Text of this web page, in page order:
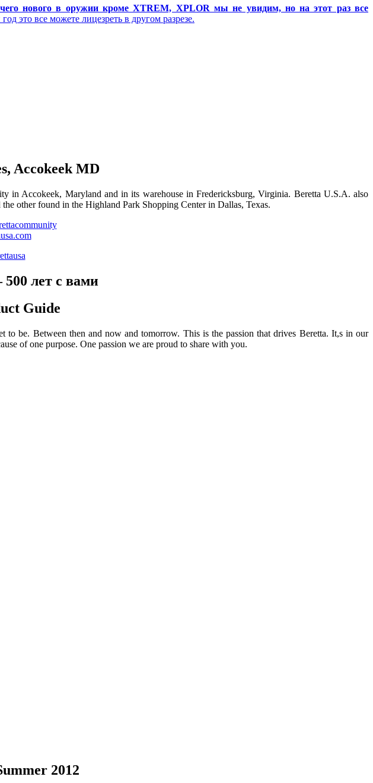
нового в оружии кроме XTREM, XPLOR мы не увидим, но на этот раз все
это все можете лицезреть в другом разрезе.
Accokeek MD
in Accokeek, Maryland and in its warehouse in Fredericksburg, Virginia. Beretta U.S.A. also
other found in the Highland Park Shopping Center in Dallas, Texas.
лет с вами
Guide
be. Between then and now and tomorrow. This is the passion that drives Beretta. It,s in our
of one purpose. One passion we are proud to share with you.
2012